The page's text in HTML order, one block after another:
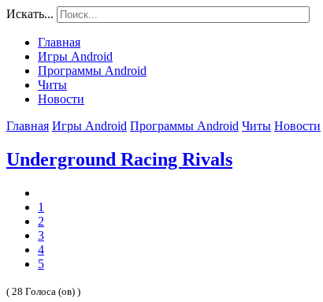
Искать...
Главная
Игры Android
Программы Android
Читы
Новости
Главная Игры Android Программы Android Читы Новости
Underground Racing Rivals
1
2
3
4
5
( 28 Голоса (ов) )